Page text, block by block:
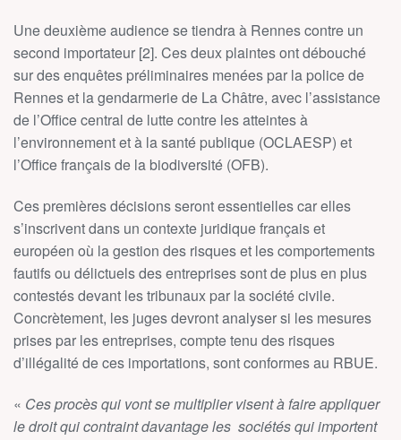
Une deuxième audience se tiendra à Rennes contre un
second importateur [2]. Ces deux plaintes ont débouché
sur des enquêtes préliminaires menées par la police de
Rennes et la gendarmerie de La Châtre, avec l’assistance
de l’Office central de lutte contre les atteintes à
l’environnement et à la santé publique (OCLAESP) et
l’Office français de la biodiversité (OFB).
Ces premières décisions seront essentielles car elles
s’inscrivent dans un contexte juridique français et
européen où la gestion des risques et les comportements
fautifs ou délictuels des entreprises sont de plus en plus
contestés devant les tribunaux par la société civile.
Concrètement, les juges devront analyser si les mesures
prises par les entreprises, compte tenu des risques
d’illégalité de ces importations, sont conformes au RBUE.
« Ces procès qui vont se multiplier visent à faire appliquer
le droit qui contraint davantage les sociétés qui importent